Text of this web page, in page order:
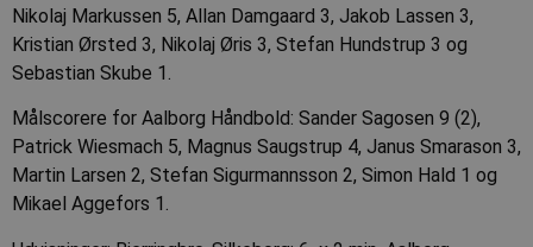
Nikolaj Markussen 5, Allan Damgaard 3, Jakob Lassen 3,
Kristian Ørsted 3, Nikolaj Øris 3, Stefan Hundstrup 3 og
Sebastian Skube 1.
Målscorere for Aalborg Håndbold: Sander Sagosen 9 (2),
Patrick Wiesmach 5, Magnus Saugstrup 4, Janus Smarason 3,
Martin Larsen 2, Stefan Sigurmannsson 2, Simon Hald 1 og
Mikael Aggefors 1.